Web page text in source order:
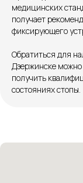
медицинских
получает
фиксирующего
Обратиться для
Дзержинске
получить
состояниях стопы.
Пн.-пт. — с 08:00 до
Сб. — с 08:00 до
Вс. — с 08:00 до 15:00
Соглашение сookie
Розыгрыши и